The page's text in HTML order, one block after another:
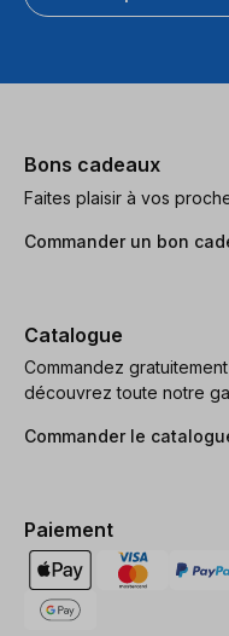
Bons cadeaux
Faites plaisir à vos
Commander un bon
Catalogue
Commandez
découvrez toute notre
Commander le
Paiement